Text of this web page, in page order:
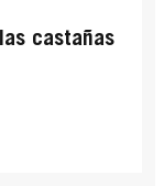
castañas